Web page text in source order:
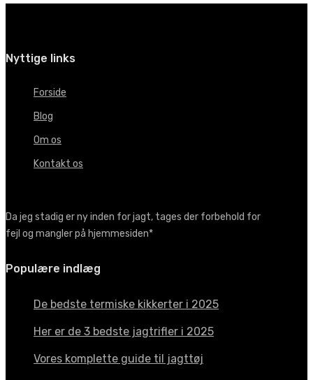
Nyttige links
Forside
Blog
Om os
Kontakt os
Da jeg stadig er ny inden for jagt, tages der forbehold for
fejl og mangler på hjemmesiden*
Populære indlæg
De bedste termiske kikkerter i 2025
Her er de 3 bedste jagtrifler i 2025
Vores komplette guide til jagttøj